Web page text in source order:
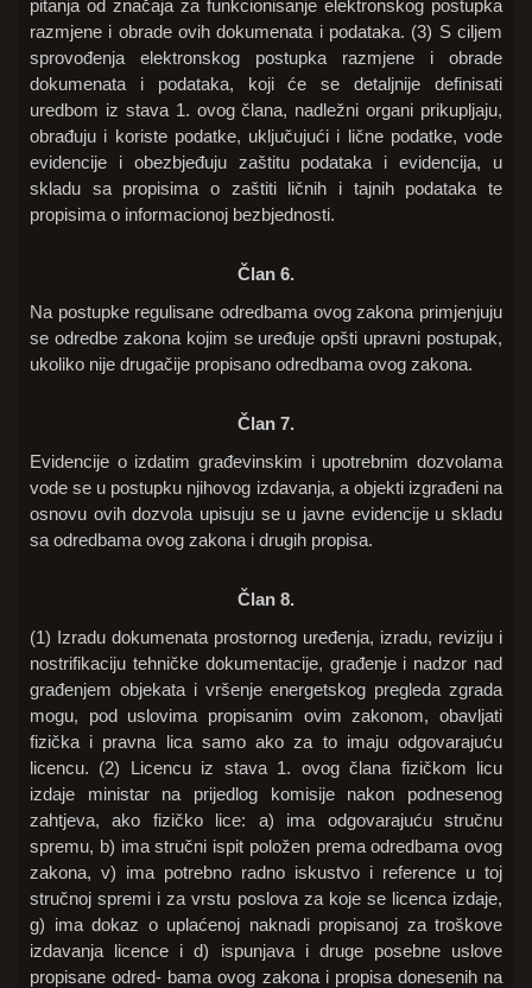
pitanja od značaja za funkcionisanje elektronskog postupka
razmjene i obrade ovih dokumenata i podataka. (3) S ciljem
sprovođenja elektronskog postupka razmjene i obrade
dokumenata i podataka, koji će se detaljnije definisati
uredbom iz stava 1. ovog člana, nadležni organi prikupljaju,
obrađuju i koriste podatke, uključujući i lične podatke, vode
evidencije i obezbjeđuju zaštitu podataka i evidencija, u
skladu sa propisima o zaštiti ličnih i tajnih podataka te
propisima o informacionoj bezbjednosti.
Član 6.
Na postupke regulisane odredbama ovog zakona primjenjuju
se odredbe zakona kojim se uređuje opšti upravni postupak,
ukoliko nije drugačije propisano odredbama ovog zakona.
Član 7.
Evidencije o izdatim građevinskim i upotrebnim dozvolama
vode se u postupku njihovog izdavanja, a objekti izgrađeni na
osnovu ovih dozvola upisuju se u javne evidencije u skladu
sa odredbama ovog zakona i drugih propisa.
Član 8.
(1) Izradu dokumenata prostornog uređenja, izradu, reviziju i
nostrifikaciju tehničke dokumentacije, građenje i nadzor nad
građenjem objekata i vršenje energetskog pregleda zgrada
mogu, pod uslovima propisanim ovim zakonom, obavljati
fizička i pravna lica samo ako za to imaju odgovarajuću
licencu. (2) Licencu iz stava 1. ovog člana fizičkom licu
izdaje ministar na prijedlog komisije nakon podnesenog
zahtjeva, ako fizičko lice: a) ima odgovarajuću stručnu
spremu, b) ima stručni ispit položen prema odredbama ovog
zakona, v) ima potrebno radno iskustvo i reference u toj
stručnoj spremi i za vrstu poslova za koje se licenca izdaje,
g) ima dokaz o uplaćenoj naknadi propisanoj za troškove
izdavanja licence i d) ispunjava i druge posebne uslove
propisane odred- bama ovog zakona i propisa donesenih na